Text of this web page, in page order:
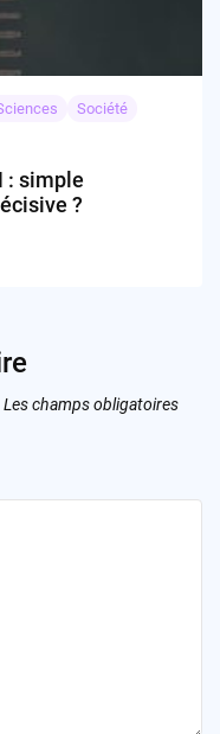
Société
: simple
?
Les champs obligatoires